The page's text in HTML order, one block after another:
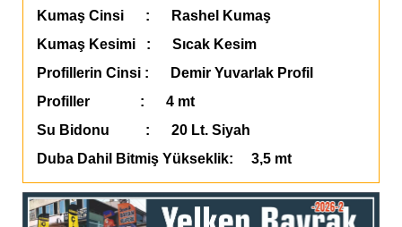
Kumaş Cinsi : Rashel Kumaş
Kumaş Kesimi : Sıcak Kesim
Profillerin Cinsi : Demir Yuvarlak Profil
Profiller : 4 mt
Su Bidonu : 20 Lt. Siyah
Duba Dahil Bitmiş Yükseklik: 3,5 mt